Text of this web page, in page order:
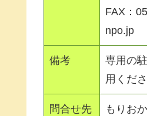
FAX：
npo.jp
備考
専用の
用くださ
問合せ先
もりお